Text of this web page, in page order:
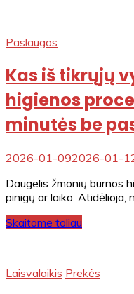
Paslaugos
Kas iš tikrųjų
higienos
minutės be
2026-01-092026-01-
Daugelis žmonių burnos
pinigų ar laiko. Atidėlioja,
Skaitome toliau
Laisvalaikis Prekės